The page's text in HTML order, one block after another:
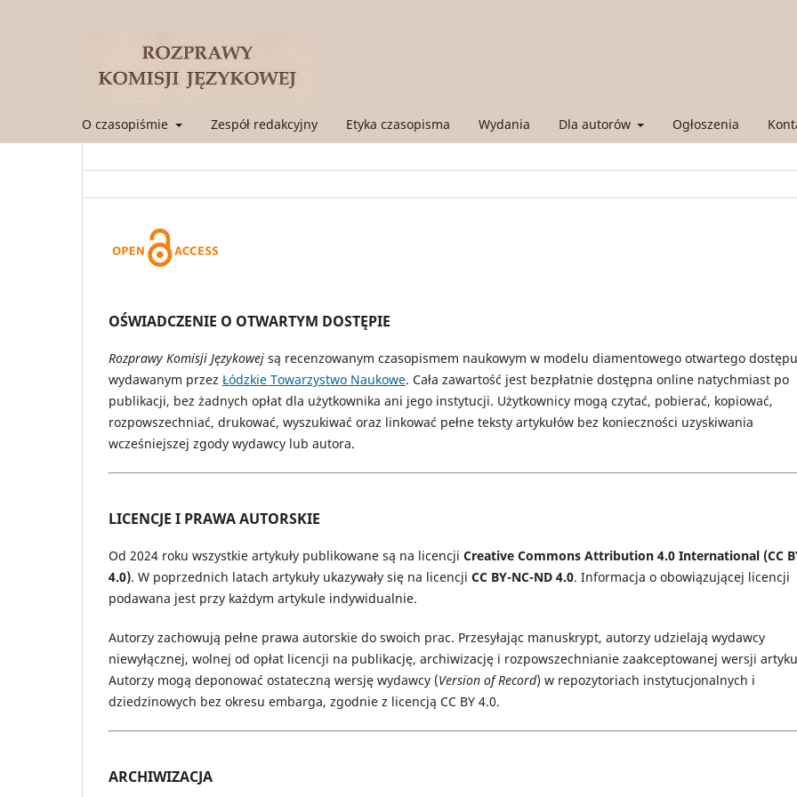
O czasopiśmie Zespół redakcyjny Etyka czasopisma Wydania Dla autorów Ogłoszenia
OŚWIADCZENIE O OTWARTYM DOSTĘPIE
Rozprawy Komisji Językowej są recenzowanym czasopismem naukowym w modelu diamentowego otwartego
wydawanym przez Łódzkie Towarzystwo Naukowe. Cała zawartość jest bezpłatnie dostępna online natychmiast po
publikacji, bez żadnych opłat dla użytkownika ani jego instytucji. Użytkownicy mogą czytać, pobierać, kopiować,
rozpowszechniać, drukować, wyszukiwać oraz linkować pełne teksty artykułów bez konieczności uzyskiwania
wcześniejszej zgody wydawcy lub autora.
LICENCJE I PRAWA AUTORSKIE
Od 2024 roku wszystkie artykuły publikowane są na licencji Creative Commons Attribution 4.0 International (CC
4.0). W poprzednich latach artykuły ukazywały się na licencji CC BY-NC-ND 4.0. Informacja o obowiązującej licencji
podawana jest przy każdym artykule indywidualnie.
Autorzy zachowują pełne prawa autorskie do swoich prac. Przesyłając manuskrypt, autorzy udzielają wydawcy
niewyłącznej, wolnej od opłat licencji na publikację, archiwizację i rozpowszechnianie zaakceptowanej wersji
Autorzy mogą deponować ostateczną wersję wydawcy (Version of Record) w repozytoriach instytucjonalnych i
dziedzinowych bez okresu embarga, zgodnie z licencją CC BY 4.0.
ARCHIWIZACJA